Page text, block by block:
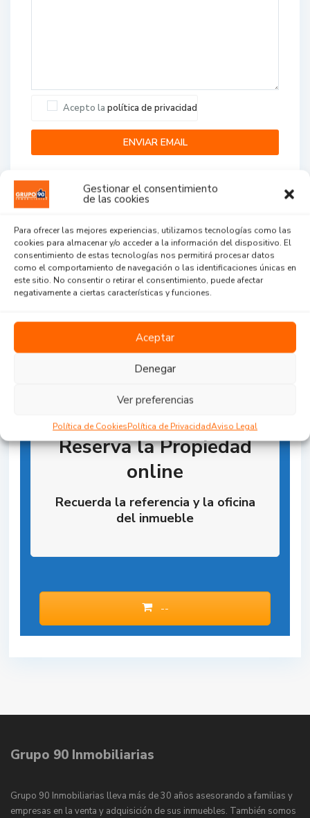
Gestionar el consentimiento
de las cookies
Para ofrecer las mejores experiencias, utilizamos tecnologías como las
cookies para almacenar y/o acceder a la información del dispositivo. El
consentimiento de estas tecnologías nos permitirá procesar datos
como el comportamiento de navegación o las identificaciones únicas en
este sitio. No consentir o retirar el consentimiento, puede afectar
negativamente a ciertas características y funciones.
Aceptar
Denegar
Ver preferencias
Política de CookiesPolítica de PrivacidadAviso Legal
Acepto la política de privacidad
Agent Reviews
...
Reserva la Propiedad
online
Recuerda la referencia y la oficina
del inmueble
--
Grupo 90 Inmobiliarias
Grupo 90 Inmobiliarias lleva más de 30 años asesorando a familias y
empresas en la venta y adquisición de sus inmuebles. También somos